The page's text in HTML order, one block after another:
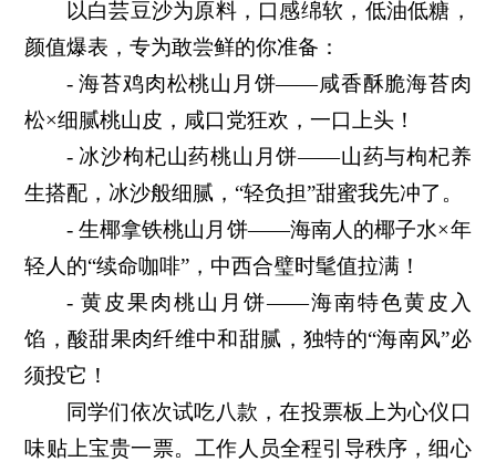
以白芸豆沙为原料，口感绵软，低油低糖，
颜值爆表，专为敢尝鲜的你准备：
- 海苔鸡肉松桃山月饼——咸香酥脆海苔肉
松×细腻桃山皮，咸口党狂欢，一口上头！
- 冰沙枸杞山药桃山月饼——山药与枸杞养
生搭配，冰沙般细腻，“轻负担”甜蜜我先冲了。
- 生椰拿铁桃山月饼——海南人的椰子水×年
轻人的“续命咖啡”，中西合璧时髦值拉满！
- 黄皮果肉桃山月饼——海南特色黄皮入
馅，酸甜果肉纤维中和甜腻，独特的“海南风”必
须投它！
同学们依次试吃八款，在投票板上为心仪口
味贴上宝贵一票。工作人员全程引导秩序，细心